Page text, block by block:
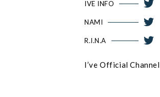
IVE INFO
NAMI
R.I.N.A
I’ve Official Channel